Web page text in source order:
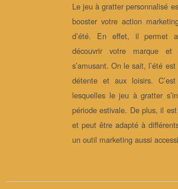
Le jeu à gratter personnalisé
booster votre action
d’été. En effet, il permet
découvrir votre marque
s’amusant. On le sait, l’été
détente et aux loisirs.
lesquelles le jeu à gratter
période estivale. De plus, il
et peut être adapté à
un outil marketing aussi